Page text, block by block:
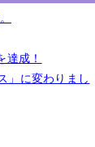
成！
に変わりまし